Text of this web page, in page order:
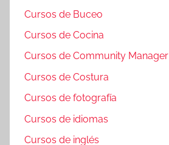
Cursos de Buceo
Cursos de Cocina
Cursos de Community Manager
Cursos de Costura
Cursos de fotografía
Cursos de idiomas
Cursos de inglés